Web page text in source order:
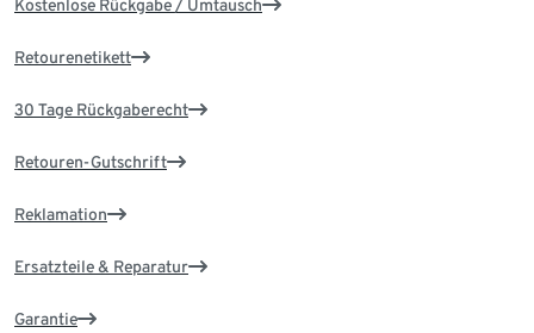
Kostenlose Rückgabe / Umtausch
Retourenetikett
30 Tage Rückgaberecht
Retouren-Gutschrift
Reklamation
Ersatzteile & Reparatur
Garantie